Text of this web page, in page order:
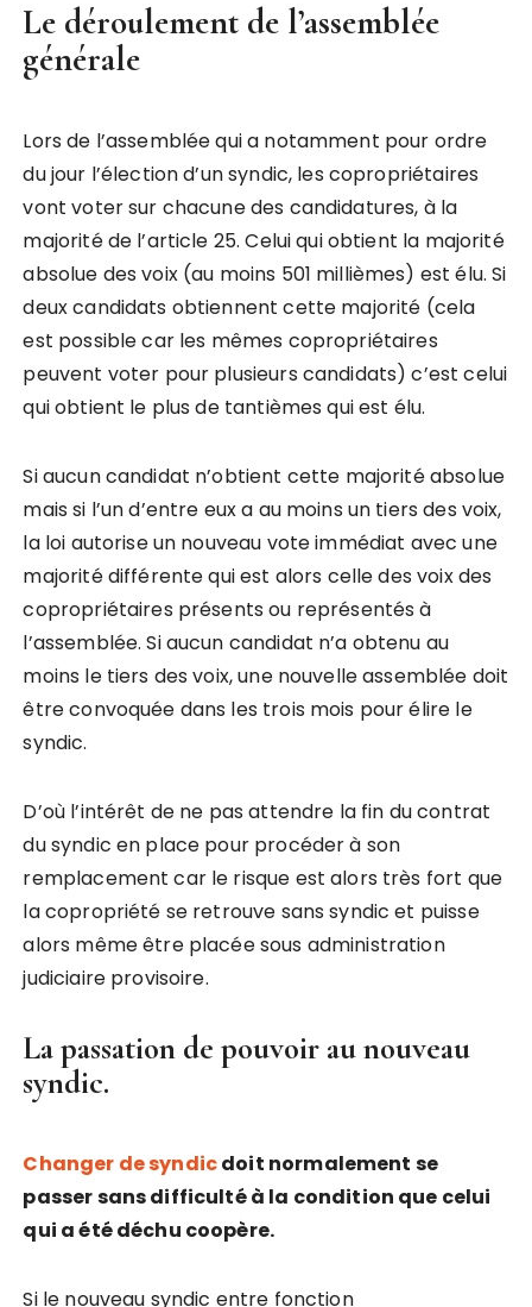
Le déroulement de l’assemblée
générale
Lors de l’assemblée qui a notamment pour ordre
du jour l’élection d’un syndic, les copropriétaires
vont voter sur chacune des candidatures, à la
majorité de l’article 25. Celui qui obtient la majorité
absolue des voix (au moins 501 millièmes) est élu. Si
deux candidats obtiennent cette majorité (cela
est possible car les mêmes copropriétaires
peuvent voter pour plusieurs candidats) c’est celui
qui obtient le plus de tantièmes qui est élu.
Si aucun candidat n’obtient cette majorité absolue
mais si l’un d’entre eux a au moins un tiers des voix,
la loi autorise un nouveau vote immédiat avec une
majorité différente qui est alors celle des voix des
copropriétaires présents ou représentés à
l’assemblée. Si aucun candidat n’a obtenu au
moins le tiers des voix, une nouvelle assemblée doit
être convoquée dans les trois mois pour élire le
syndic.
D’où l’intérêt de ne pas attendre la fin du contrat
du syndic en place pour procéder à son
remplacement car le risque est alors très fort que
la copropriété se retrouve sans syndic et puisse
alors même être placée sous administration
judiciaire provisoire.
La passation de pouvoir au nouveau
syndic.
Changer de syndicdoit normalement se
passer sans difficulté à la condition que celui
qui a été déchu coopère.
Si le nouveau syndic entre fonction